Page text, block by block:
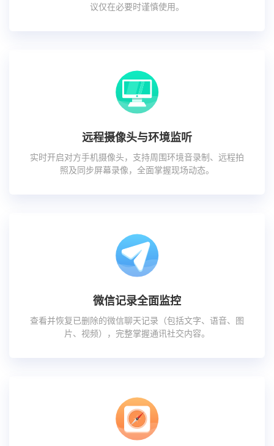
议仅在必要时谨慎使用。
远程摄像头与环境监听
实时开启对方手机摄像头，支持周围环境音录制、远程拍
照及同步屏幕录像，全面掌握现场动态。
微信记录全面监控
查看并恢复已删除的微信聊天记录（包括文字、语音、图
片、视频），完整掌握通讯社交内容。